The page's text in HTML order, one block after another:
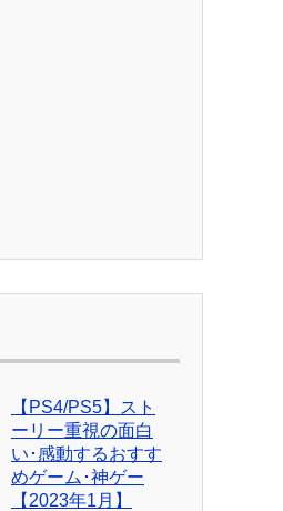
【PS4/PS5】スト
ーリー重視の面白
い･感動するおすす
めゲーム･神ゲー
【2023年1月】